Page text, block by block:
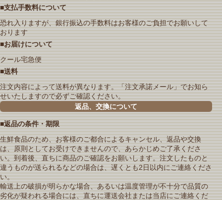
■支払手数料について
恐れ入りますが、銀行振込の手数料はお客様のご負担でお願いして
おります
■お届けについて
クール宅急便
■送料
注文内容によって送料が異なります。「注文承諾メール」でお知ら
せいたしますので必ずご確認ください。
返品、交換について
■返品の条件・期限
生鮮食品のため、お客様のご都合によるキャンセル、返品や交換
は、原則としてお受けできませんので、あらかじめご了承くださ
い。到着後、直ちに商品のご確認をお願いします。注文したものと
違うものが送られるなどの場合は、遅くとも2日以内にご連絡くださ
い。
輸送上の破損が明らかな場合、あるいは温度管理が不十分で品質の
劣化が疑われる場合には、直ちに運送会社または当店にご連絡くだ